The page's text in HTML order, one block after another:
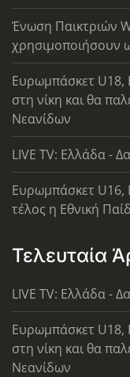
Ένωση Παικτριών
χρησιμοποιήσουν
Ευρωμπάσκετ U18,
στη νίκη και θα
Νεανίδων
LIVE TV: Ελλάδα -
Ευρωμπάσκετ U16,
τέλος η Εθνική
Τελευταία
LIVE TV: Ελλάδα -
Ευρωμπάσκετ U18,
στη νίκη και θα
Νεανίδων